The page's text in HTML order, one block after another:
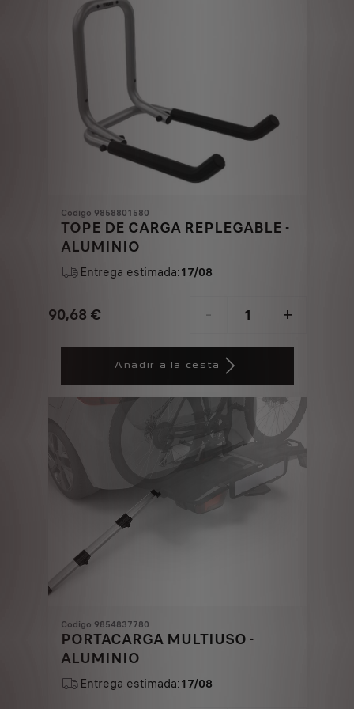
Codigo 9858801580
TOPE DE CARGA REPLEGABLE -
ALUMINIO
Entrega estimada:17/08
90,68 €
Price
- +
Quantity
Añadir a la cesta
Codigo 9854837780
PORTACARGA MULTIUSO -
ALUMINIO
Entrega estimada:17/08